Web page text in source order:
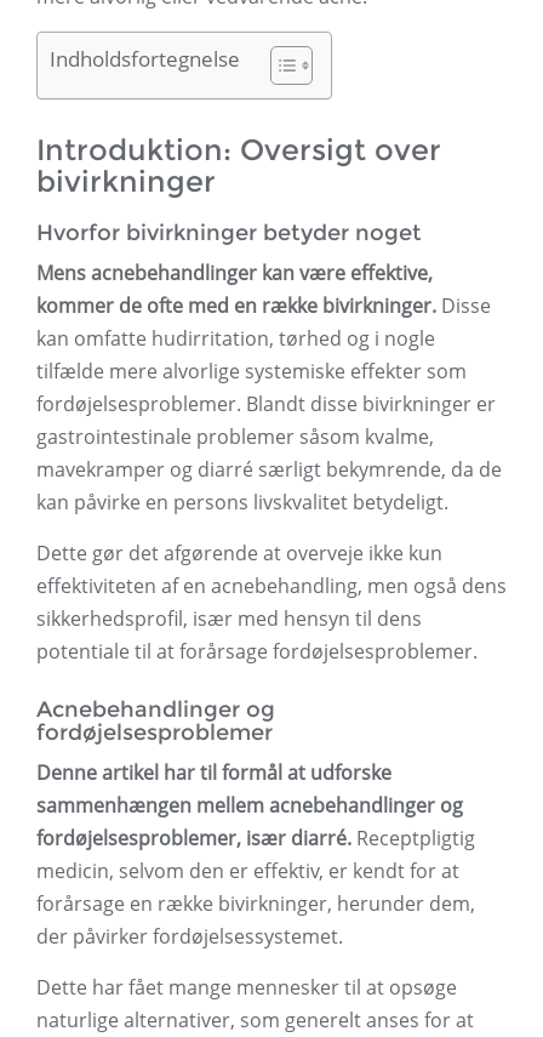
Indholdsfortegnelse
Introduktion: Oversigt over
bivirkninger
Hvorfor bivirkninger betyder noget
Mens acnebehandlinger kan være effektive,
kommer de ofte med en række bivirkninger. Disse
kan omfatte hudirritation, tørhed og i nogle
tilfælde mere alvorlige systemiske effekter som
fordøjelsesproblemer. Blandt disse bivirkninger er
gastrointestinale problemer såsom kvalme,
mavekramper og diarré særligt bekymrende, da de
kan påvirke en persons livskvalitet betydeligt.
Dette gør det afgørende at overveje ikke kun
effektiviteten af ​​en acnebehandling, men også dens
sikkerhedsprofil, især med hensyn til dens
potentiale til at forårsage fordøjelsesproblemer.
Acnebehandlinger og
fordøjelsesproblemer
Denne artikel har til formål at udforske
sammenhængen mellem acnebehandlinger og
fordøjelsesproblemer, især diarré. Receptpligtig
medicin, selvom den er effektiv, er kendt for at
forårsage en række bivirkninger, herunder dem,
der påvirker fordøjelsessystemet.
Dette har fået mange mennesker til at opsøge
naturlige alternativer, som generelt anses for at